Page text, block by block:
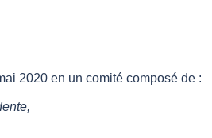
2020 en un comité composé de :